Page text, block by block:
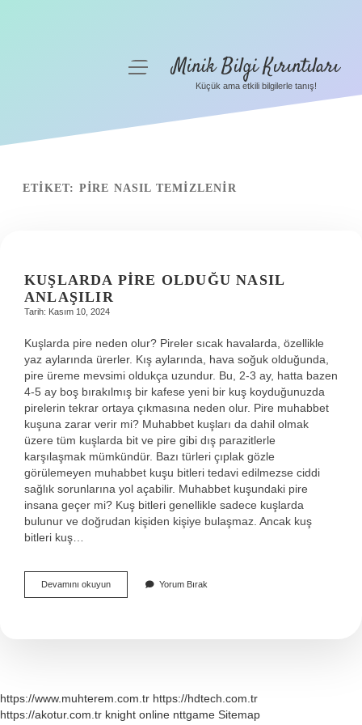
Gizlilik Politikası
menüyü
aç
Minik Bilgi Kırıntıları
Küçük ama etkili bilgilerle tanış!
ETIKET: PIRE NASIL TEMIZLENIR
KUŞLARDA PIRE OLDUĞU NASIL
ANLAŞILIR
Tarih: Kasım 10, 2024
Kuşlarda pire neden olur? Pireler sıcak havalarda, özellikle
yaz aylarında ürerler. Kış aylarında, hava soğuk olduğunda,
pire üreme mevsimi oldukça uzundur. Bu, 2-3 ay, hatta bazen
4-5 ay boş bırakılmış bir kafese yeni bir kuş koyduğunuzda
pirelerin tekrar ortaya çıkmasına neden olur. Pire muhabbet
kuşuna zarar verir mi? Muhabbet kuşları da dahil olmak
üzere tüm kuşlarda bit ve pire gibi dış parazitlerle
karşılaşmak mümkündür. Bazı türleri çıplak gözle
görülemeyen muhabbet kuşu bitleri tedavi edilmezse ciddi
sağlık sorunlarına yol açabilir. Muhabbet kuşundaki pire
insana geçer mi? Kuş bitleri genellikle sadece kuşlarda
bulunur ve doğrudan kişiden kişiye bulaşmaz. Ancak kuş
bitleri kuş…
Devamını okuyunKuşlarda
Pire
Yorum Bırak
https://www.muhterem.com.tr https://hdtech.com.tr
https://akotur.com.tr knight online nttgame Sitemap